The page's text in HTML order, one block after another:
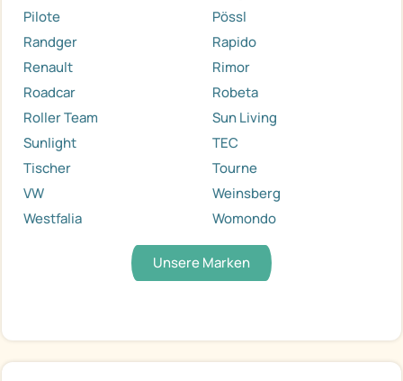
Pilote
Pössl
Randger
Rapido
Renault
Rimor
Roadcar
Robeta
Roller Team
Sun Living
Sunlight
TEC
Tischer
Tourne
VW
Weinsberg
Westfalia
Womondo
Unsere Marken